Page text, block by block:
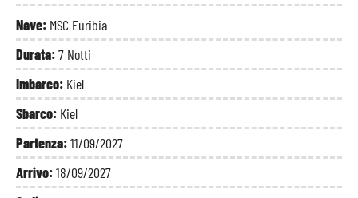
Nave: MSC Euribia
Durata:7 Notti
Imbarco: Kiel
Sbarco: Kiel
Partenza:11/09/2027
Arrivo:18/09/2027